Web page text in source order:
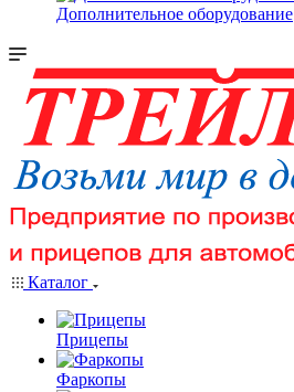
Дополнительное оборудование
Каталог
Прицепы
Фаркопы